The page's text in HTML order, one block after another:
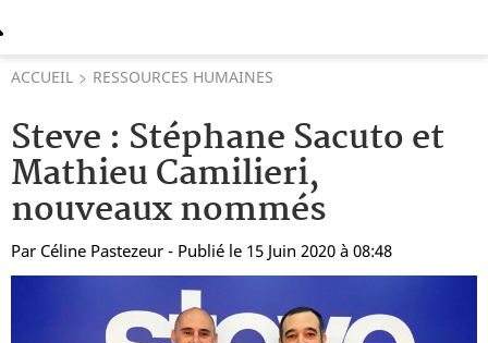
ACCUEIL RESSOURCES HUMAINES
Steve : Stéphane Sacuto et
Mathieu Camilieri,
nouveaux nommés
Par Céline Pastezeur - Publié le 15 Juin 2020 à 08:48